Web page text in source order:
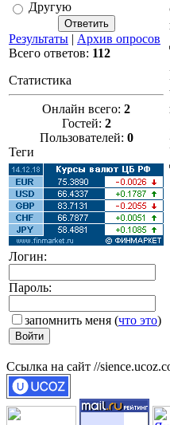
Другую
Результаты | Архив опросов
Всего ответов: 112
Статистика
Онлайн всего: 2
Гостей: 2
Пользователей: 0
Теги
Логин:
Пароль:
запомнить меня (что это)
Ссылка на сайт //